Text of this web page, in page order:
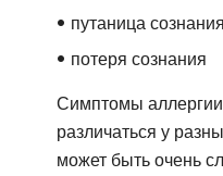
путаница сознания
потеря сознания
Симптомы
различаться у
может быть очень